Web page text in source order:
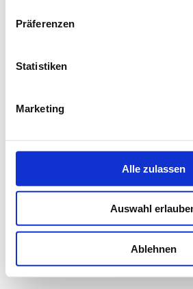
Präferenzen
Statistiken
Marketing
Alle zulassen
Auswahl
Ablehnen